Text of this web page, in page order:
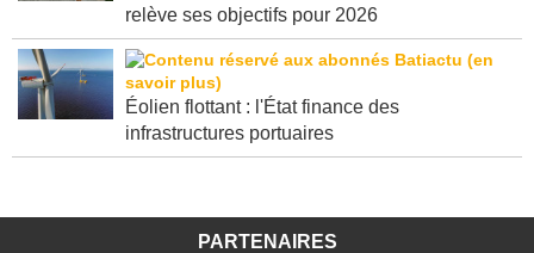
relève ses objectifs pour 2026
Éolien flottant : l'État finance des
infrastructures portuaires
PARTENAIRES